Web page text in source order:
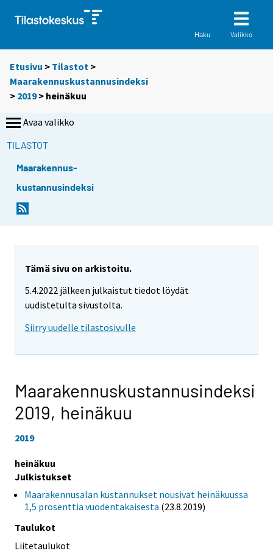
Haku Valikko
Etusivu > Tilastot >
Maarakennuskustannusindeksi
> 2019> heinäkuu
Avaa valikko
TILASTOT
Maarakennus-
kustannusindeksi
Tämä sivu on arkistoitu.
5.4.2022 jälkeen julkaistut tiedot löydät
uudistetulta sivustolta.
Siirry uudelle tilastosivulle
Maarakennuskustannusindeksi
2019, heinäkuu
2019
heinäkuu
Julkistukset
Maarakennusalan kustannukset nousivat heinäkuussa
1,5 prosenttia vuodentakaisesta (23.8.2019)
Taulukot
Liitetaulukot